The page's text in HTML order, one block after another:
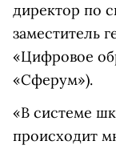
директор по
заместитель
«Цифровое
«Сферум»).
«В системе
происходит